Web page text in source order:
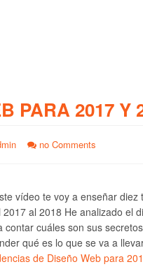
PARA 2017 Y
no Comments
vídeo te voy a enseñar
2017 al 2018 He analizado el
contar cuáles son sus
qué es lo que se va a
de Diseño Web para